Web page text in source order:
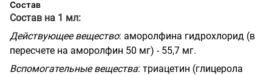
Состав
Состав на 1 мл:
Действующее вещество: аморолфина гидрохлорид (в
пересчете на аморолфин 50 мг) - 55,7 мг.
Вспомогательные вещества: триацетин (глицерола